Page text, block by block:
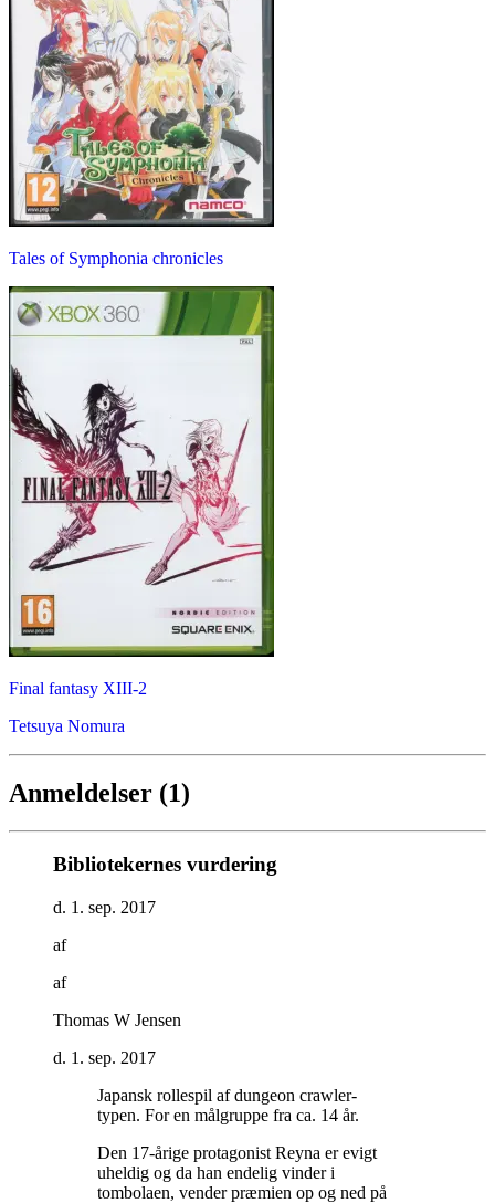
Tales of Symphonia chronicles
Final fantasy XIII-2
Tetsuya Nomura
Anmeldelser (1)
Bibliotekernes vurdering
d. 1. sep. 2017
af
af
Thomas W Jensen
d. 1. sep. 2017
Japansk rollespil af dungeon crawler-
typen. For en målgruppe fra ca. 14 år.
Den 17-årige protagonist Reyna er evigt
uheldig og da han endelig vinder i
tombolaen, vender præmien op og ned på